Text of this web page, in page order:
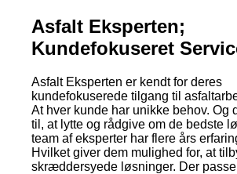
Asfalt Eksperten;
Kundefokuseret
Asfalt Eksperten er kendt for deres
kundefokuserede tilgang til
At hver kunde har unikke behov. Og
til, at lytte og rådgive om de bedste
team af eksperter har flere års
Hvilket giver dem mulighed for, at
skræddersyede løsninger. Der